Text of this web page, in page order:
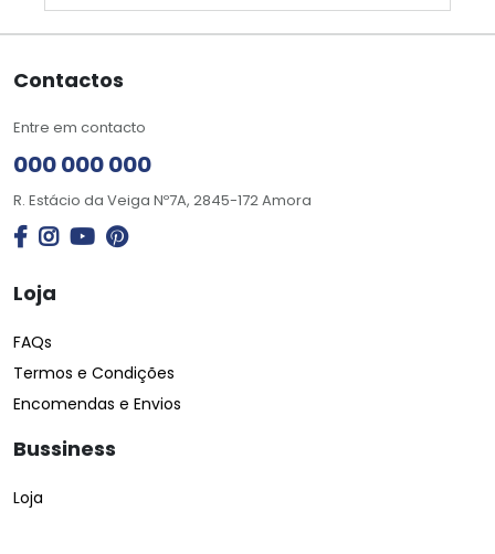
Contactos
Entre em contacto
000 000 000
R. Estácio da Veiga Nº7A, 2845-172 Amora
Loja
FAQs
Termos e Condições
Encomendas e Envios
Bussiness
Loja